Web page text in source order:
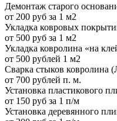
Демонтаж старого
от 200 руб за 1 м2
Укладка ковровых
от 500 руб за 1 м2
Укладка ковролина «на
от 500 рублей 1 м2
Сварка стыков ковролина
от 700 рублей п. м.
Установка пластикового
от 150 руб за 1 п/м
Установка деревянного